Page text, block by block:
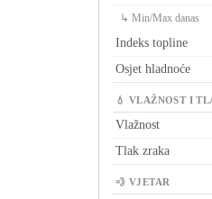
↳ Min/Max danas
Indeks topline
Osjet hladnoće
💧 VLAŽNOST I
Vlažnost
Tlak zraka
💨 VJETAR